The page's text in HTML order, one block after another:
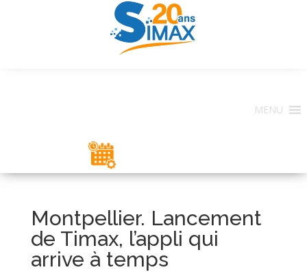
MENU
Montpellier. Lancement
de Timax, l’appli qui
arrive à temps